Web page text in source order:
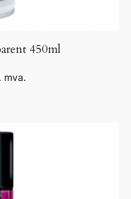
450ml
mva.